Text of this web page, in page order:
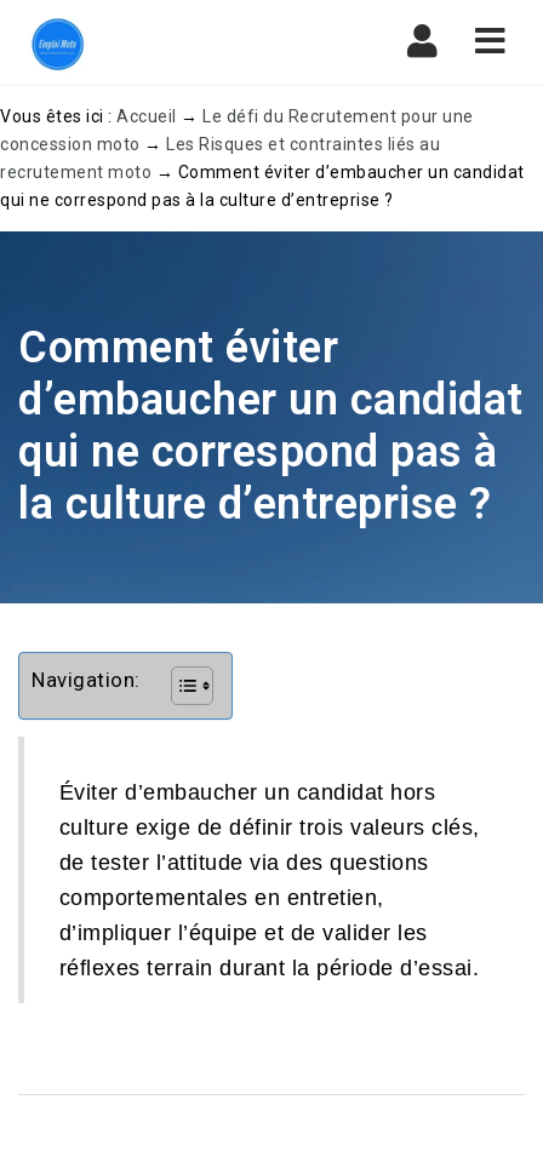
Vous êtes ici : Accueil →
Le défi du Recrutement pour une
concession moto →
Les Risques et contraintes liés au
recrutement moto → Comment éviter d’embaucher un candidat
qui ne correspond pas à la culture d’entreprise ?
Comment éviter
d’embaucher un candidat
qui ne correspond pas à
la culture d’entreprise ?
Navigation:
Éviter d’embaucher un candidat hors
culture exige de définir trois valeurs clés,
de tester l’attitude via des questions
comportementales en entretien,
d’impliquer l’équipe et de valider les
réflexes terrain durant la période d’essai.